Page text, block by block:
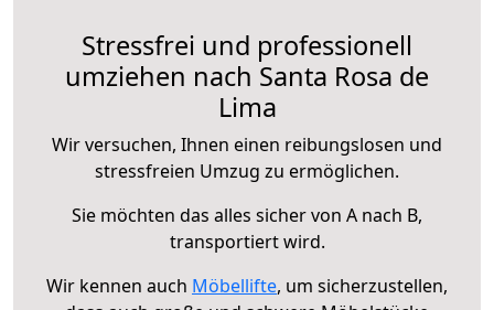
Stressfrei und professionell
umziehen nach Santa Rosa de
Lima
Wir versuchen, Ihnen einen reibungslosen und
stressfreien Umzug zu ermöglichen.
Sie möchten das alles sicher von A nach B,
transportiert wird.
Wir kennen auch Möbellifte, um sicherzustellen,